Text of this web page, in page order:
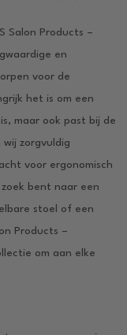
Salon Products –
en
voor de
het is om een
maar ook past bij de
zorgvuldig
voor ergonomisch
bent naar een
stoel of een
Products –
om aan elke